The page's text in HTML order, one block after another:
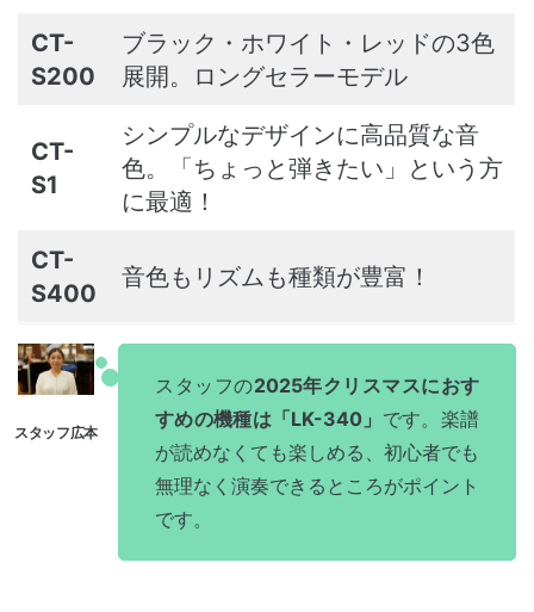
CT-
S200
ブラック・ホワイト・レッドの3色
展開。ロングセラーモデル
CT-
S1
シンプルなデザインに高品質な音
色。「ちょっと弾きたい」という方
に最適！
CT-
S400
音色もリズムも種類が豊富！
スタッフの2025年クリスマスにおす
すめの機種は「LK-340」 です。楽譜
が読めなくても楽しめる、初心者でも
無理なく演奏できるところがポイント
です。